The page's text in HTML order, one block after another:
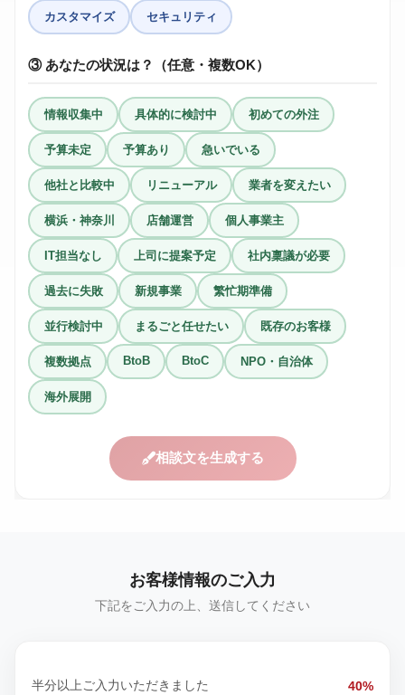
カスタマイズ セキュリティ
③ あなたの状況は？（任意・複数OK）
情報収集中 具体的に検討中 初めての外注
予算未定 予算あり 急いでいる
他社と比較中 リニューアル 業者を変えたい
横浜・神奈川 店舗運営 個人事業主
IT担当なし 上司に提案予定 社内稟議が必要
過去に失敗 新規事業 繁忙期準備
並行検討中 まるごと任せたい 既存のお客様
複数拠点 BtoB BtoC NPO・自治体
海外展開
相談文を生成する
お客様情報のご入力
下記をご入力の上、送信してください
半分以上ご入力いただきました 40%